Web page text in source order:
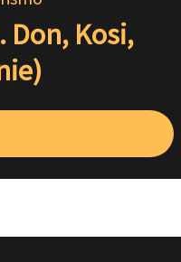
Don, Kosi,